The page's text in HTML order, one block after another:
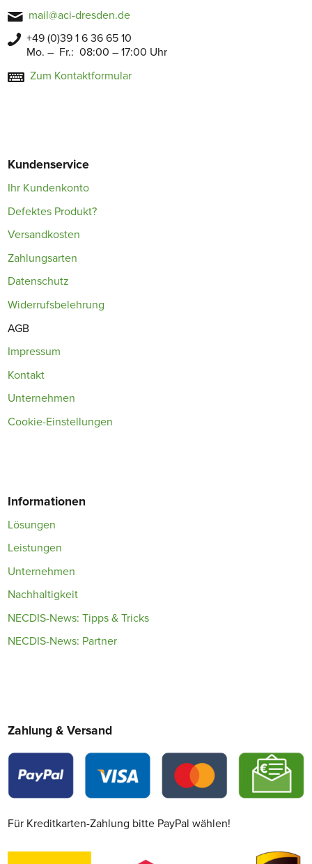
mail@aci-dresden.de
+49 (0)39 1 6 36 65 10
Mo. – Fr.: 08:00 – 17:00 Uhr
Zum Kontaktformular
Kundenservice
Ihr Kundenkonto
Defektes Produkt?
Versandkosten
Zahlungsarten
Datenschutz
Widerrufsbelehrung
AGB
Impressum
Kontakt
Unternehmen
Cookie-Einstellungen
Informationen
Lösungen
Leistungen
Unternehmen
Nachhaltigkeit
NECDIS-News: Tipps & Tricks
NECDIS-News: Partner
Zahlung & Versand
Für Kreditkarten-Zahlung bitte PayPal wählen!